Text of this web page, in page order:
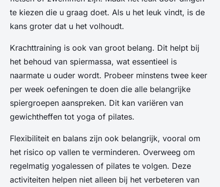
te kiezen die u graag doet. Als u het leuk vindt, is de
kans groter dat u het volhoudt.
Krachttraining is ook van groot belang. Dit helpt bij
het behoud van spiermassa, wat essentieel is
naarmate u ouder wordt. Probeer minstens twee keer
per week oefeningen te doen die alle belangrijke
spiergroepen aanspreken. Dit kan variëren van
gewichtheffen tot yoga of pilates.
Flexibiliteit en balans zijn ook belangrijk, vooral om
het risico op vallen te verminderen. Overweeg om
regelmatig yogalessen of pilates te volgen. Deze
activiteiten helpen niet alleen bij het verbeteren van